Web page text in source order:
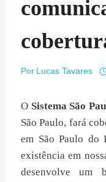
Por Lucas Tavares
O Sistema São
São Paulo, fará
em São Paulo do
existência em
desenvolve um